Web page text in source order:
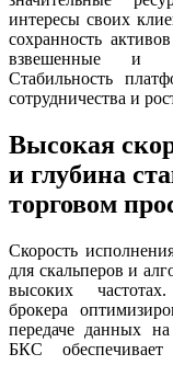
интересы своих
сохранность
взвешенные и
Стабильность
сотрудничества и
Высокая
и глубина
торговом
Скорость
для скальперов и
высоких
брокера
передаче данных
БКС